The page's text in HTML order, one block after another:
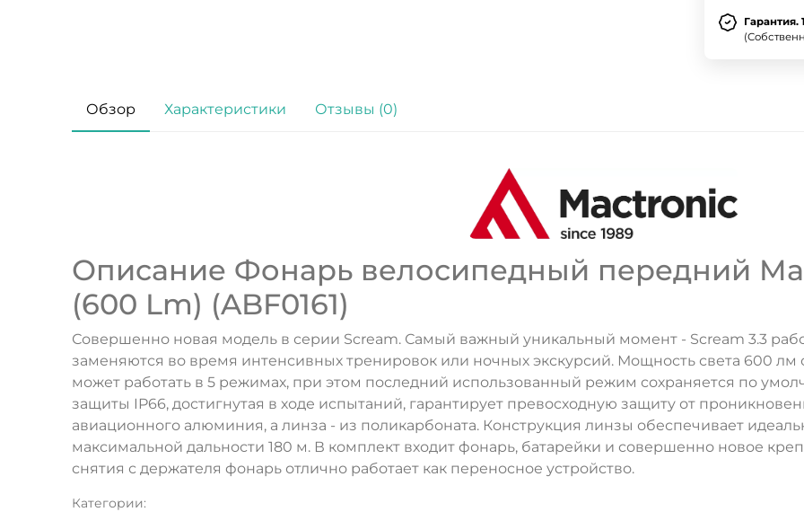
Гарантия.
Обзор Характеристики Отзывы (0)
Описание Фонарь велосипедный передний
(600 Lm) (ABF0161)
Совершенно новая модель в серии Scream. Самый важный уникальный момент - Scream 3.3
заменяются во время интенсивных тренировок или ночных экскурсий. Мощность света 600 лм
может работать в 5 режимах, при этом последний использованный режим сохраняется по
защиты IP66, достигнутая в ходе испытаний, гарантирует превосходную защиту от
авиационного алюминия, а линза - из поликарбоната. Конструкция линзы обеспечивает
максимальной дальности 180 м. В комплект входит фонарь, батарейки и совершенно новое
снятия с держателя фонарь отлично работает как переносное устройство.
Категории: